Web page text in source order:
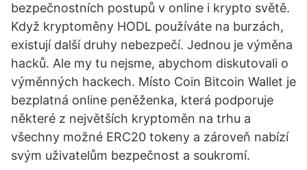
bezpečnostních postupů v online i krypto světě.
Když kryptoměny HODL používáte na burzách,
existují další druhy nebezpečí. Jednou je výměna
hacků. Ale my tu nejsme, abychom diskutovali o
výměnných hackech. Místo Coin Bitcoin Wallet je
bezplatná online peněženka, která podporuje
některé z největších kryptoměn na trhu a
všechny možné ERC20 tokeny a zároveň nabízí
svým uživatelům bezpečnost a soukromí.